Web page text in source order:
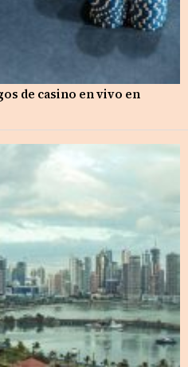
de casino en vivo en